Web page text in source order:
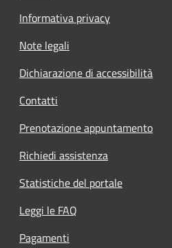
Informativa privacy
Note legali
Dichiarazione di accessibilità
Contatti
Prenotazione appuntamento
Richiedi assistenza
Statistiche del portale
Leggi le FAQ
Pagamenti